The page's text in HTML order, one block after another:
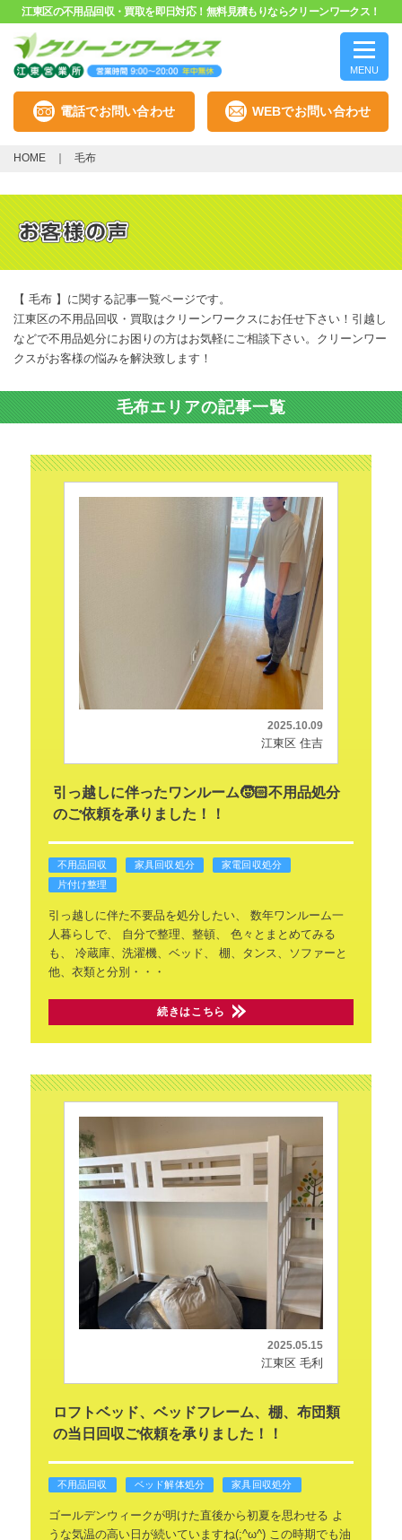
江東区の不用品回収・買取を即日対応！無料見積もりならクリーンワークス！
MENU
電話でお問い合わせ WEBでお問い合わせ
HOME 毛布
【 毛布 】に関する記事一覧ページです。
江東区の不用品回収・買取はクリーンワークスにお任せ下さい！引越し
などで不用品処分にお困りの方はお気軽にご相談下さい。クリーンワー
クスがお客様の悩みを解決致します！
毛布エリアの記事一覧
2025.10.09
江東区 住吉
引っ越しに伴ったワンルーム🧒🏻不用品処分
のご依頼を承りました！！
不用品回収 家具回収処分
家電回収処分
片付け整理
引っ越しに伴た不要品を処分したい、
数年ワンルーム一
人暮らしで、
自分で整理、整頓、
色々とまとめてみる
も、
冷蔵庫、洗濯機、ベッド、
棚、タンス、ソファーと
他、衣類と分別・・・
続きはこちら
2025.05.15
江東区 毛利
ロフトベッド、ベッドフレーム、棚、布団類
の当日回収ご依頼を承りました！！
不用品回収 ベッド解体処分 家具回収処分
ゴールデンウィークが明けた直後から初夏を思わせる よ
うな気温の高い日が続いていますね(;^ω^) この時期でも油